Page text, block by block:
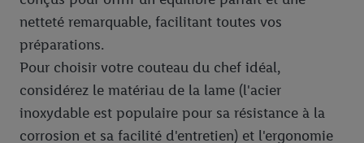
netteté remarquable, facilitant toutes vos
préparations.
Pour choisir votre couteau du chef idéal,
considérez le matériau de la lame (l'acier
inoxydable est populaire pour sa résistance à la
corrosion et sa facilité d'entretien) et l'ergonomie
tiers et pour afficher des publicités personnalisées. À cette fin,
avec d’autres identifiants ou identifiants qui vous sont
attribués et dont dispose Criteo S.A.
Sous réserve de votre accord, les publicités liées au reciblage,
c’est-à-dire des publicités pour des produits pour lesquels vous
avez montré de l’intérêt (par exemple en plaçant le produit dans